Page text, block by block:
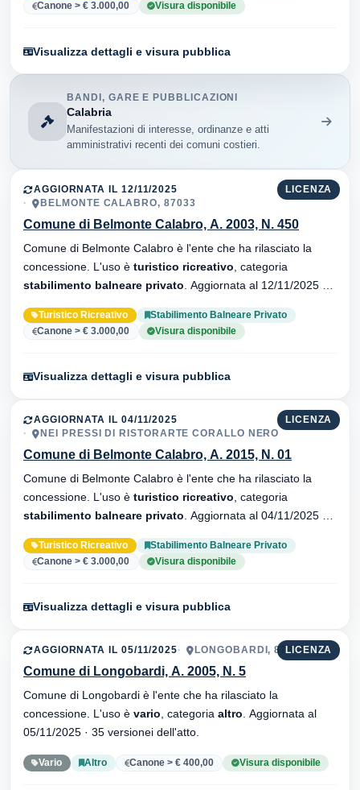
Canone > € 3.000,00
Visura disponibile
Visualizza dettagli e visura pubblica
BANDI, GARE E PUBBLICAZIONI
Calabria
Manifestazioni di interesse, ordinanze e atti
amministrativi recenti dei comuni costieri.
LICENZA
AGGIORNATA IL 12/11/2025
BELMONTE CALABRO, 87033
Comune di Belmonte Calabro, A. 2003, N. 450
Comune di Belmonte Calabro è l'ente che ha rilasciato la
concessione. L'uso è turistico ricreativo , categoria
stabilimento balneare privato
Turistico Ricreativo
Stabilimento Balneare Privato
Canone > € 3.000,00
Visura disponibile
Visualizza dettagli e visura pubblica
LICENZA
AGGIORNATA IL 04/11/2025
NEI PRESSI DI RISTORARTE CORALLO NERO
Comune di Belmonte Calabro, A. 2015, N. 01
Comune di Belmonte Calabro è l'ente che ha rilasciato la
concessione. L'uso è turistico ricreativo , categoria
stabilimento balneare privato
Turistico Ricreativo
Stabilimento Balneare Privato
Canone > € 3.000,00
Visura disponibile
Visualizza dettagli e visura pubblica
LICENZA
AGGIORNATA IL 05/11/2025 LONGOBARDI, 87033
Comune di Longobardi, A. 2005, N. 5
Comune di Longobardi è l'ente che ha rilasciato la
concessione. L'uso è vario , categoria altro
05/11/2025 · 35 versionei dell'atto.
Vario Altro Canone > € 400,00 Visura disponibile